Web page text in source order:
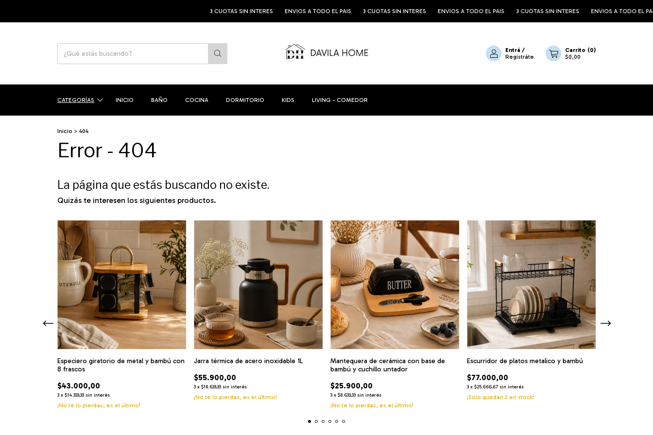
3 CUOTAS SIN INTERES ENVIOS A TODO EL PAIS 3 CUOTAS SIN INTERES ENVIOS A TODO EL PAIS 3 CUOTAS SIN INTERES ENVIOS A TODO EL PAIS 3
Entrá /
Registráte
Carrito (0)
$0,00
CATEGORÍAS INICIO BAÑO COCINA DORMITORIO KIDS LIVING - COMEDOR
Inicio > 404
Error - 404
La página que estás buscando no existe.
Quizás te interesen los siguientes productos.
Especiero giratorio de metal y bambú con
8 frascos
$43.000,00
3 x $14.333,33 sin interés
¡No te lo pierdas, es el último!
Jarra térmica de acero inoxidable 1L
$55.900,00
3 x $18.633,33 sin interés
¡No te lo pierdas, es el último!
Mantequera de cerámica con base de
bambú y cuchillo untador
$25.900,00
3 x $8.633,33 sin interés
¡No te lo pierdas, es el último!
Escurridor de platos metalico y bambú
$77.000,00
3 x $25.666,67 sin interés
¡Solo quedan 2 en stock!